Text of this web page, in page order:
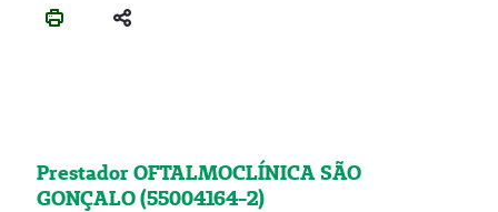
Prestador OFTALMOCLÍNICA SÃO
GONÇALO (55004164-2)